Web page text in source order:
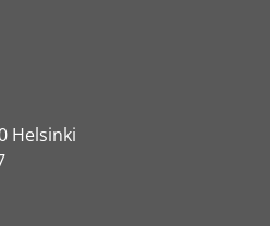
Helsinki